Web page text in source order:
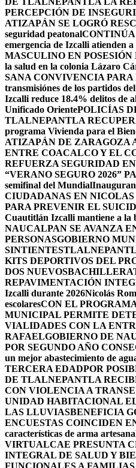
PERCEPCIÓN DE
ATIZAPÁN SE LOGRÓ
seguridad peatonal
emergencia de Izcalli atienden
MASCULINO EN
la salud en la colonia Lázaro
SANA CONVIVENCIA
transmisiónes de los partidos
Izcalli reduce 18.4% delitos de
Unificado OrientePOLICÍAS
TLALNEPANTLA
programa Vivienda para el
ATIZAPÁN DE ZARAGOZA
ENTRE COACALCO Y EL
REFUERZA SEGURIDAD
“VERANO SEGURO 2026”
semifinal del Mundial
CIUDADANAS EN NICOLAS
PARA PREVENIR EL
Cuautitlán Izcalli mantiene a la
NAUCALPAN SE AVANZA
PERSONASGOBIERNO
SINTIENTES
KITS DEPORTIVOS DEL
DOS
REPAVIMENTACIÓN
Izcalli durante 2026Nicolás
escolaresCON EL
MUNICIPAL PERMITE
VIALIDADES CON LA
RAFAELGOBIERNO DE
POR SEGUNDO AÑO
un mejor abastecimiento de
TERCERA EDADPOR
DE TLALNEPANTLA
CON VIOLENCIA A
UNIDAD HABITACIONAL
LAS LLUVIASBENEFICIA
ENCUESTAS COINCIDEN
características de arma
VIRTUALCAE PRESUNTA
INTEGRAL DE SALUD Y
FUNCIONALES A